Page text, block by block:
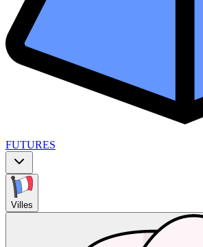
FUTURES
Villes